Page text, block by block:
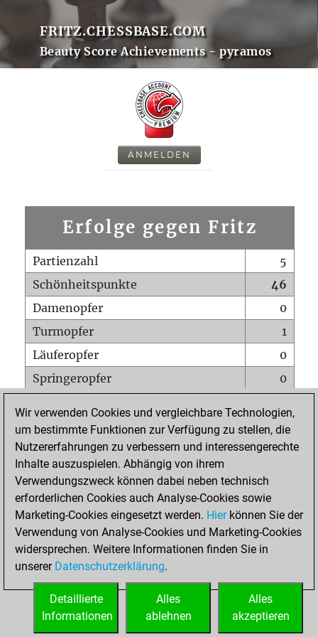
FRITZ.CHESSBASE.COM
Beauty Score Achievements - pyramos
ANMELDEN
Erfolge gegen Fritz
Partienzahl
5
Schönheitspunkte
46
Damenopfer
0
Turmopfer
1
Läuferopfer
0
Springeropfer
0
Matt auf vollem Brett
0
Bauer setzt Matt
0
Erstickte Matts
Unterverwandlungen
Türme auf der siebten
0
STARTSEITE
Wir verwenden Cookies und vergleichbare Technologien,
um bestimmte Funktionen zur Verfügung zu stellen, die
Nutzererfahrungen zu verbessern und interessengerechte
Inhalte auszuspielen. Abhängig von ihrem
Verwendungszweck können dabei neben technisch
erforderlichen Cookies auch Analyse-Cookies sowie
Marketing-Cookies eingesetzt werden. Hierkönnen Sie der
Verwendung von Analyse-Cookies und Marketing-Cookies
widersprechen. Weitere Informationen finden Sie in
unserer Datenschutzerklärung.
Alles
akzeptieren
Alles
ablehnen
Detaillierte
Informationen